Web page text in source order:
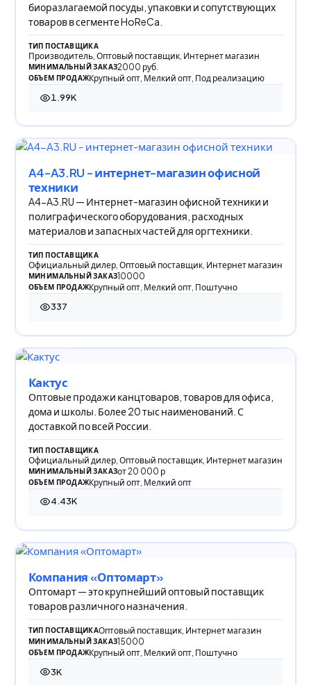
биоразлагаемой посуды, упаковки и сопутствующих
товаров в сегменте HoReCa.
ТИП ПОСТАВЩИКА
Производитель, Оптовый поставщик, Интернет магазин
МИНИМАЛЬНЫЙ ЗАКАЗ2000 руб.
ОБЪЕМ ПРОДАЖКрупный опт, Мелкий опт, Под реализацию
1.99K
1 993 просмотра
A4-A3.RU - интернет-магазин офисной
техники
A4-A3.RU — Интернет-магазин офисной техники и
полиграфического оборудования, расходных
материалов и запасных частей для оргтехники.
ТИП ПОСТАВЩИКА
Официальный дилер, Оптовый поставщик, Интернет магазин
МИНИМАЛЬНЫЙ ЗАКАЗ10000
ОБЪЕМ ПРОДАЖКрупный опт, Мелкий опт, Поштучно
337
337 просмотров
Кактус
Оптовые продажи канцтоваров, товаров для офиса,
дома и школы. Более 20 тыс наименований. С
доставкой по всей России.
ТИП ПОСТАВЩИКА
Официальный дилер, Оптовый поставщик, Интернет магазин
МИНИМАЛЬНЫЙ ЗАКАЗот 20 000 р
ОБЪЕМ ПРОДАЖКрупный опт, Мелкий опт
4.43K
4 434 просмотра
Компания «Оптомарт»
Оптомарт — это крупнейший оптовый поставщик
товаров различного назначения.
ТИП ПОСТАВЩИКАОптовый поставщик, Интернет магазин
МИНИМАЛЬНЫЙ ЗАКАЗ15000
ОБЪЕМ ПРОДАЖКрупный опт, Мелкий опт, Поштучно
3K
2 995 просмотров